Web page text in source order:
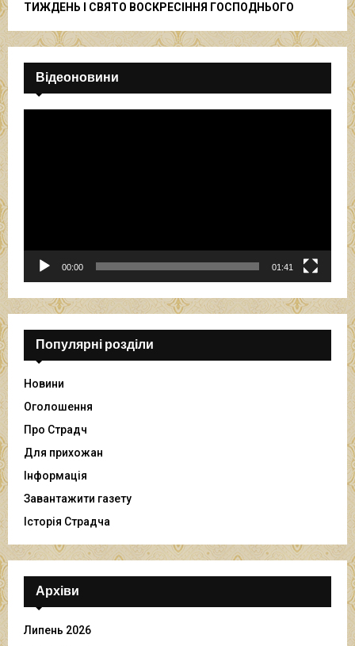
ТИЖДЕНЬ І СВЯТО ВОСКРЕСІННЯ ГОСПОДНЬОГО
Відеоновини
г
а
в
а
ч
00:00 01:41
Популярні розділи
Новини
Оголошення
Про Страдч
Для прихожан
Інформація
Завантажити газету
Історія Страдча
Архіви
Липень 2026